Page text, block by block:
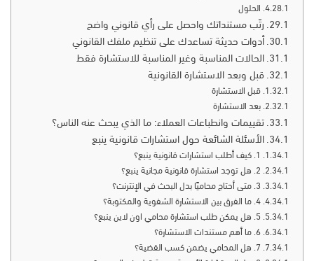
الحلول
رتّب مستنداتك واحصل على رأي قانوني واضح
أدوات حديثة تساعدك على تنظيم ملفك القانوني
الحالات المناسبة وغير المناسبة للاستشارة فقط
قبل وبعد الاستشارة القانونية
قبل الاستشارة
بعد الاستشارة
تقييمات وانطباعات العملاء: ما الذي يبحث عنه الناس؟
الأسئلة الشائعة حول استشارات قانونية ينبع
1. كيف أطلب استشارات قانونية ينبع؟
2. هل توجد استشارة قانونية مجانية ينبع؟
3. متى أحتاج محاميًا بدل البحث في الإنترنت؟
4. ما الفرق بين الاستشارة الشفوية والمكتوبة؟
5. هل يمكن طلب استشارة محامي اون لاين ينبع؟
6. ما أهم مستندات الاستشارة؟
7. هل المحامي يضمن كسب القضية؟